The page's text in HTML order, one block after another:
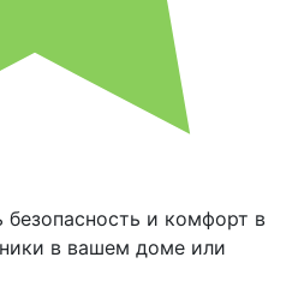
и комфорт в
в вашем доме или